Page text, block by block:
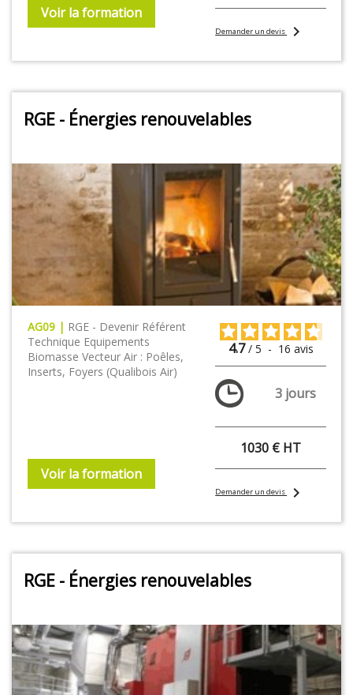
Voir la formation
Demander un devischevron_right
RGE - Énergies renouvelables
AG09 | RGE - Devenir Référent
Technique Equipements
Biomasse Vecteur Air : Poêles,
Inserts, Foyers (Qualibois Air)
Voir la formation
4.7 / 5 - 16 avis
3 jours
1030 € HT
Demander un devischevron_right
RGE - Énergies renouvelables